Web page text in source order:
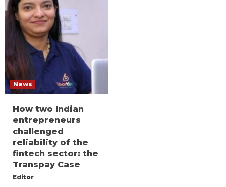
News
How two Indian
entrepreneurs
challenged
reliability of the
fintech sector: the
Transpay Case
Editor